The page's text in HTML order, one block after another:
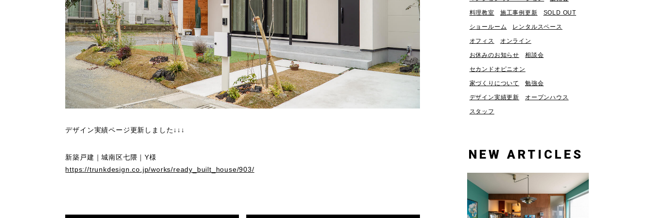
デザイン実績ページ更新しました↓↓↓
新築戸建｜城南区七隈｜Y様
https://trunkdesign.co.jp/works/ready_built_house/903/
料理教室 施工事例更新 SOLD OUT
ショールーム レンタルスペース
オフィス オンライン
お休みのお知らせ 相談会
セカンドオピニオン
家づくりについて 勉強会
デザイン実績更新 オープンハウス
スタッフ
NEW ARTICLES